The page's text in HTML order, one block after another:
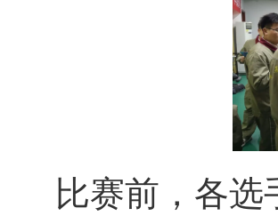
比赛前，各